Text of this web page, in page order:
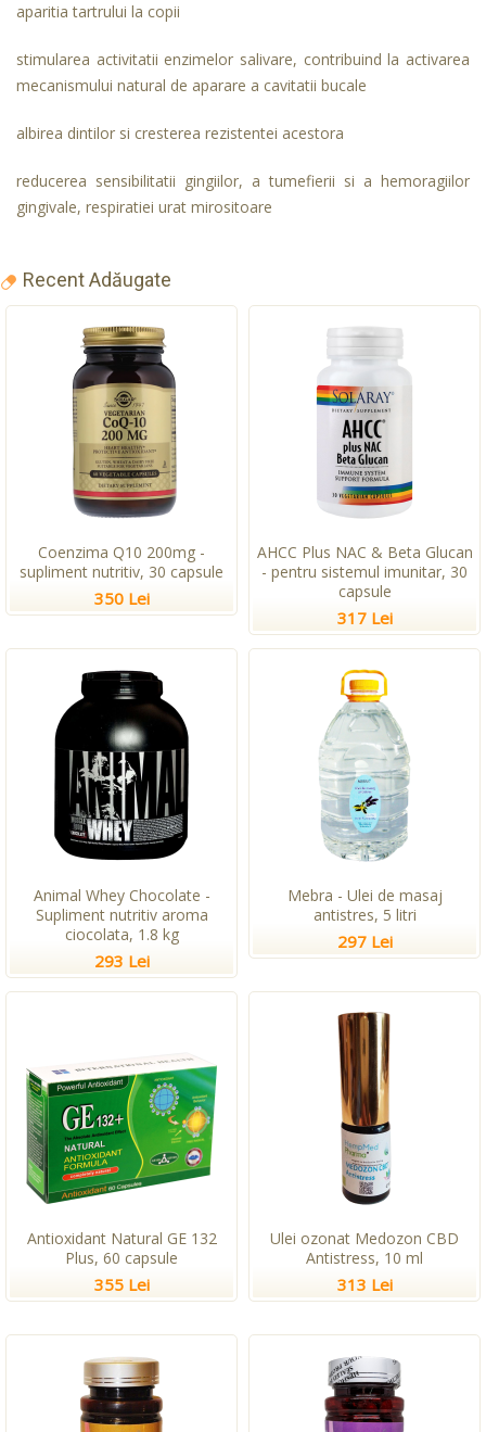
aparitia tartrului la copii
stimularea activitatii enzimelor salivare, contribuind la activarea
mecanismului natural de aparare a cavitatii bucale
albirea dintilor si cresterea rezistentei acestora
reducerea sensibilitatii gingiilor, a tumefierii si a hemoragiilor
gingivale, respiratiei urat mirositoare
Recent Adăugate
Coenzima Q10 200mg -
supliment nutritiv, 30 capsule
350 Lei
AHCC Plus NAC & Beta Glucan
- pentru sistemul imunitar, 30
capsule
317 Lei
Animal Whey Chocolate -
Supliment nutritiv aroma
ciocolata, 1.8 kg
293 Lei
Mebra - Ulei de masaj
antistres, 5 litri
297 Lei
Antioxidant Natural GE 132
Plus, 60 capsule
355 Lei
Ulei ozonat Medozon CBD
Antistress, 10 ml
313 Lei